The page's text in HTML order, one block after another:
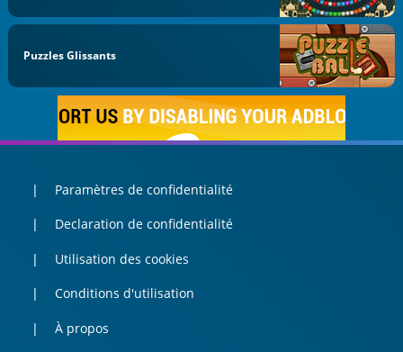
Puzzles Glissants
Paramètres de confidentialité
Declaration de confidentialité
Utilisation des cookies
Conditions d'utilisation
À propos